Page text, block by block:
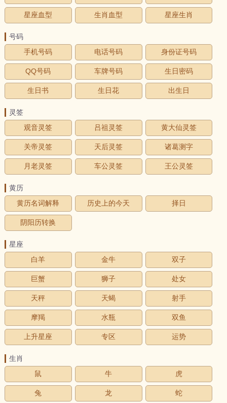
星座血型 生肖血型 星座生肖
号码
手机号码
电话号码 身份证号码
QQ号码 车牌号码 生日密码
生日书 生日花 出生日
灵签
观音灵签
吕祖灵签 黄大仙灵签
关帝灵签 天后灵签 诸葛测字
月老灵签 车公灵签 王公灵签
黄历
黄历名词解释
历史上的今天 择日
阴阳历转换
星座
白羊
金牛 双子
巨蟹 狮子 处女
天秤 天蝎 射手
摩羯 水瓶 双鱼
上升星座 专区 运势
生肖
鼠
牛 虎
兔 龙 蛇